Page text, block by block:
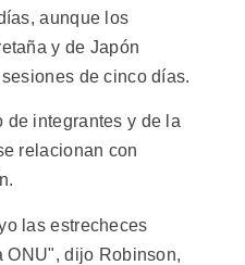
aunque los
y de Japón
de cinco días.
de integrantes y de la
relacionan con
las estrecheces
ONU", dijo Robinson,